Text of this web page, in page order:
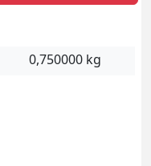
0,750000 kg